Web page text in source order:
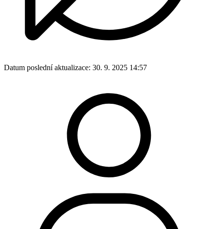
Datum poslední aktualizace: 30. 9. 2025 14:57